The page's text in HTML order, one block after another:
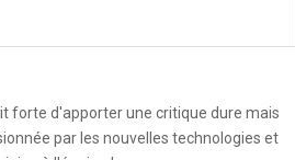
forte d'apporter une critique dure mais
par les nouvelles technologies et